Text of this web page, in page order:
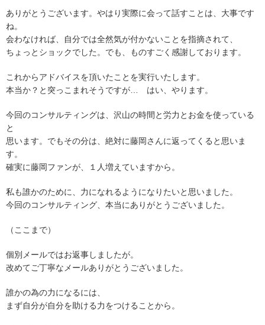
ありがとうございます。やはり実際に会って話すことは、大事です
ね。
会わなければ、自分では全然気が付かないことを指摘されて、
ちょっとショックでした。でも、ものすごく感謝しております。
これからアドバイスを頂いたことを実行いたします。
本当か？と突っこまれそうですが… はい、やります。
今回のコンサルティングは、沢山の時間と労力とお金を使っている
と
思います。でもその分は、絶対に藤岡さんに返ってくると思いま
す。
確実に藤岡ファンが、１人増えていますから。
私も誰かのために、力になれるようになりたいと思いました。
今回のコンサルティング、本当にありがとうございました。
（ここまで）
個別メールではお返事しましたが。
改めてご丁寧なメールありがとうございました。
誰かの為の力になるには、
まず自分が自分を助ける力をつけることから。